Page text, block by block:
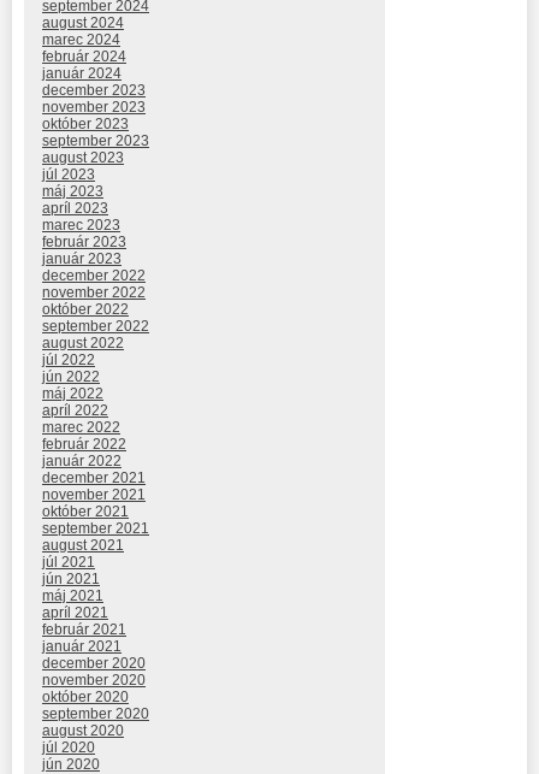
september 2024
august 2024
marec 2024
február 2024
január 2024
december 2023
november 2023
október 2023
september 2023
august 2023
júl 2023
máj 2023
apríl 2023
marec 2023
február 2023
január 2023
december 2022
november 2022
október 2022
september 2022
august 2022
júl 2022
jún 2022
máj 2022
apríl 2022
marec 2022
február 2022
január 2022
december 2021
november 2021
október 2021
september 2021
august 2021
júl 2021
jún 2021
máj 2021
apríl 2021
február 2021
január 2021
december 2020
november 2020
október 2020
september 2020
august 2020
júl 2020
jún 2020